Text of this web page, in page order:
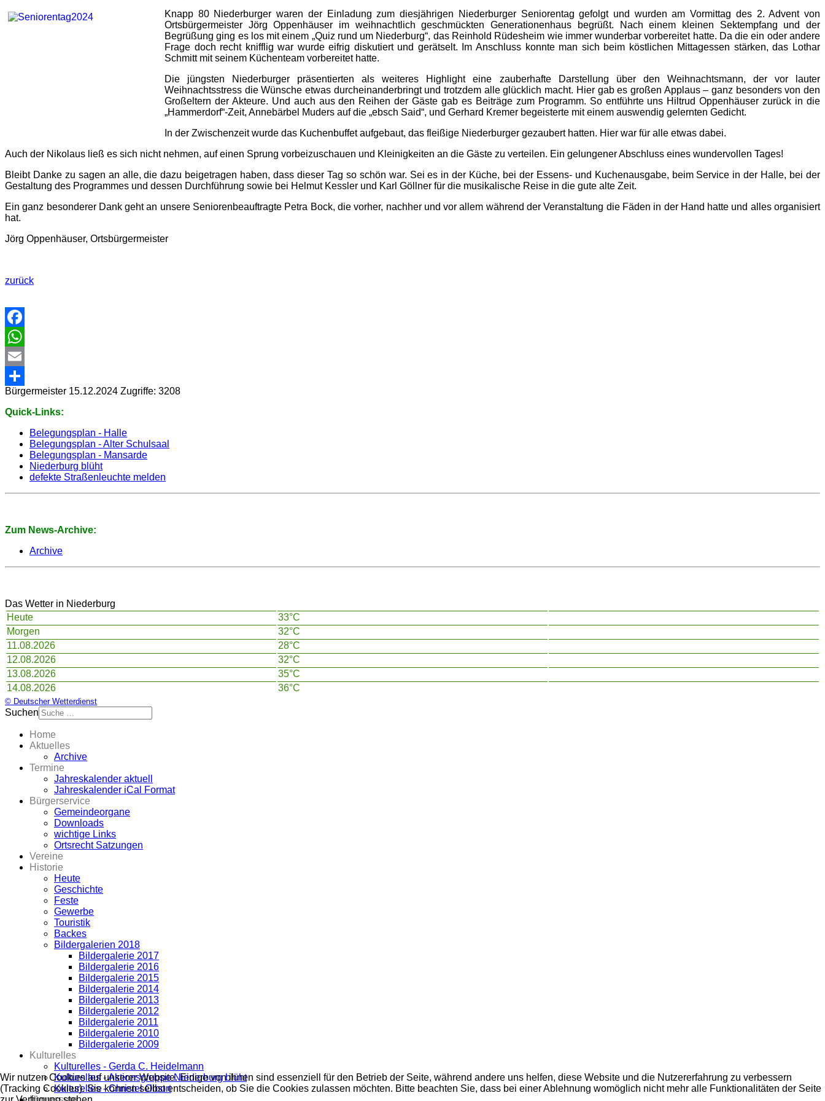
Knapp 80 Niederburger waren der Einladung zum diesjährigen Niederburger Seniorentag gefolgt und wurden am Vormittag des 2. Advent von
Ortsbürgermeister Jörg Oppenhäuser im weihnachtlich geschmückten Generationenhaus begrüßt. Nach einem kleinen Sektempfang und der
Begrüßung ging es los mit einem „Quiz rund um Niederburg“, das Reinhold Rüdesheim wie immer wunderbar vorbereitet hatte. Da die ein oder andere
Frage doch recht knifflig war wurde eifrig diskutiert und gerätselt. Im Anschluss konnte man sich beim köstlichen Mittagessen stärken, das Lothar
Schmitt mit seinem Küchenteam vorbereitet hatte.
Die jüngsten Niederburger präsentierten als weiteres Highlight eine zauberhafte Darstellung über den Weihnachtsmann, der vor lauter
Weihnachtsstress die Wünsche etwas durcheinanderbringt und trotzdem alle glücklich macht. Hier gab es großen Applaus – ganz besonders von den
Großeltern der Akteure. Und auch aus den Reihen der Gäste gab es Beiträge zum Programm. So entführte uns Hiltrud Oppenhäuser zurück in die
„Hammerdorf“-Zeit, Annebärbel Muders auf die „ebsch Said“, und Gerhard Kremer begeisterte mit einem auswendig gelernten Gedicht.
In der Zwischenzeit wurde das Kuchenbuffet aufgebaut, das fleißige Niederburger gezaubert hatten. Hier war für alle etwas dabei.
Auch der Nikolaus ließ es sich nicht nehmen, auf einen Sprung vorbeizuschauen und Kleinigkeiten an die Gäste zu verteilen. Ein gelungener Abschluss eines wundervollen Tages!
Bleibt Danke zu sagen an alle, die dazu beigetragen haben, dass dieser Tag so schön war. Sei es in der Küche, bei der Essens- und Kuchenausgabe, beim Service in der Halle, bei der
Gestaltung des Programmes und dessen Durchführung sowie bei Helmut Kessler und Karl Göllner für die musikalische Reise in die gute alte Zeit.
Ein ganz besonderer Dank geht an unsere Seniorenbeauftragte Petra Bock, die vorher, nachher und vor allem während der Veranstaltung die Fäden in der Hand hatte und alles organisiert
hat.
Jörg Oppenhäuser, Ortsbürgermeister
zurück
Facebook
WhatsApp
Email
Share
Bürgermeister 15.12.2024 Zugriffe: 3208
Quick-Links:
Belegungsplan - Halle
Belegungsplan - Alter Schulsaal
Belegungsplan - Mansarde
Niederburg blüht
defekte Straßenleuchte melden
Zum News-Archive:
Archive
Das Wetter in Niederburg
Heute
33°C
Morgen
32°C
11.08.2026
28°C
12.08.2026
32°C
13.08.2026
35°C
14.08.2026
36°C
© Deutscher Wetterdienst
Suchen
Home
Aktuelles
Archive
Termine
Jahreskalender aktuell
Jahreskalender iCal Format
Bürgerservice
Gemeindeorgane
Downloads
wichtige Links
Ortsrecht Satzungen
Vereine
Historie
Heute
Geschichte
Feste
Gewerbe
Touristik
Backes
Bildergalerien 2018
Bildergalerie 2017
Bildergalerie 2016
Bildergalerie 2015
Bildergalerie 2014
Bildergalerie 2013
Bildergalerie 2012
Bildergalerie 2011
Bildergalerie 2010
Bildergalerie 2009
Kulturelles
Kulturelles - Gerda C. Heidelmann
Kulturelles - Aktionsgruppe Niederburg blüht
Kulturelles - Christel Olbort
Wir nutzen Cookies auf unserer Website. Einige von ihnen sind essenziell für den Betrieb der Seite, während andere uns helfen, diese Website und die Nutzererfahrung zu verbessern
(Tracking Cookies). Sie können selbst entscheiden, ob Sie die Cookies zulassen möchten. Bitte beachten Sie, dass bei einer Ablehnung womöglich nicht mehr alle Funktionalitäten der Seite